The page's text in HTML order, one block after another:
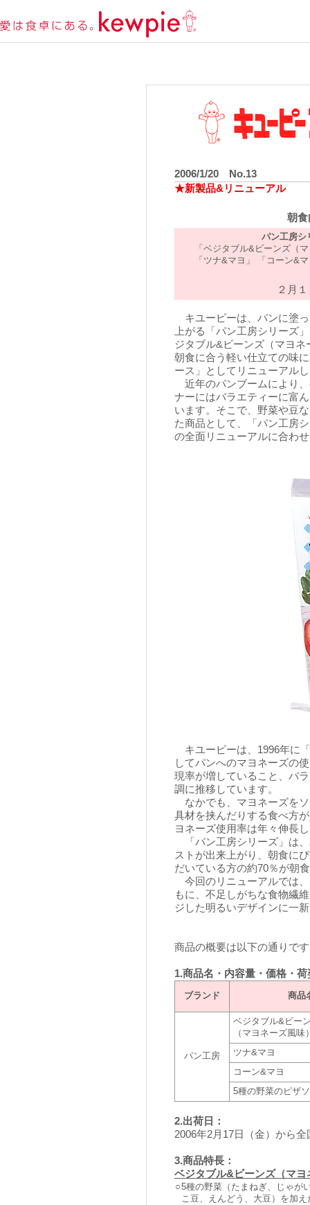
2006/1/20 No.13
★新製品&リニューアル
朝食
パン工房
「ベジタブル&ビーンズ（
「ツナ&マヨ」 「コーン&
２月
キユーピーは、パンに塗
上がる「パン工房シリーズ
ジタブル&ビーンズ（マヨ
朝食に合う軽い仕立ての味
ース」としてリニューアル
近年のパンブームにより
ナーにはバラエティーに富
います。そこで、野菜や豆
た商品として、「パン工房
の全面リニューアルに合わ
キユーピーは、1996年に
してパンへのマヨネーズの
現率が増していること、バ
調に推移しています。
なかでも、マヨネーズを
具材を挟んだりする食べ方
ヨネーズ使用率は年々伸長
「パン工房シリーズ」は
ストが出来上がり、朝食に
だいている方の約70％が朝
今回のリニューアルでは
もに、不足しがちな食物繊
ジした明るいデザインに一
商品の概要は以下の通りで
1.商品名・内容量・価格・荷
ブランド 商品
パン工房
ベジタブル&ビー
（マヨネーズ風味
ツナ&マヨ
コーン&マヨ
5種の野菜のピザ
2.出荷日：
2006年2月17日（金）から全
3.商品特長：
ベジタブル&ビーンズ（マヨ
○5種の野菜（たまねぎ、じゃが
こ豆、えんどう、大豆）を加